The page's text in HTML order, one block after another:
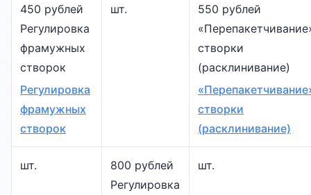
450 рублей
Регулировка
фрамужных
створок
Регулировка
фрамужных
створок
шт.
550 рублей
створки
(расклинивание)
створки
(расклинивание)
шт.
800 рублей
Регулировка
шт.